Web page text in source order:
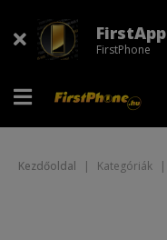
FirstApp
FirstPhone
Kezdőoldal | Kategóriák |